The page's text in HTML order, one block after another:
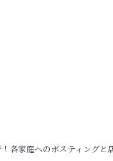
各家庭へのポスティングと